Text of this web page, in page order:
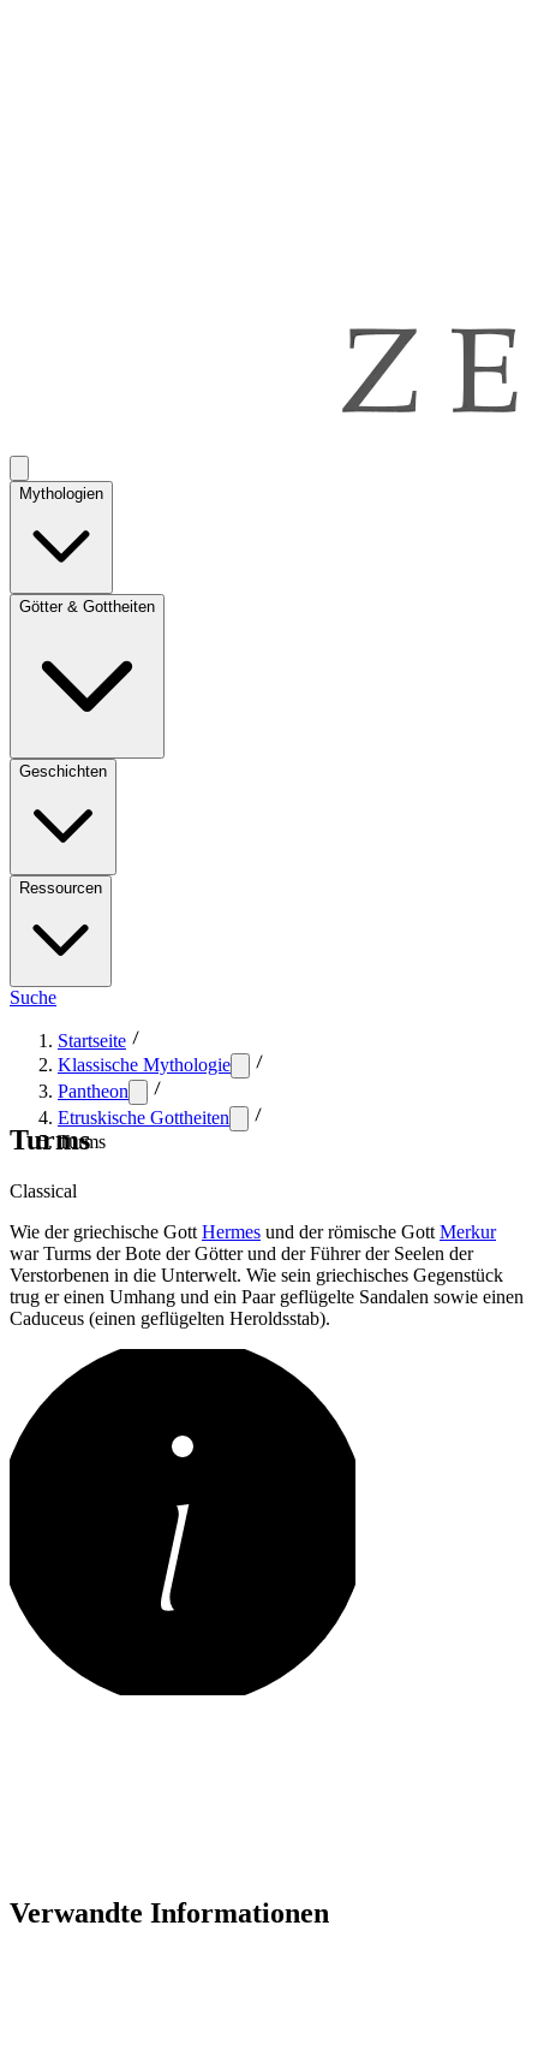
Mythologien
Götter & Gottheiten
Geschichten
Ressourcen
Suche
Startseite
Klassische Mythologie
Pantheon
Etruskische Gottheiten
Turms
Turms
Classical
Wie der griechische Gott Hermes und der römische Gott Merkur
war Turms der Bote der Götter und der Führer der Seelen der
Verstorbenen in die Unterwelt. Wie sein griechisches Gegenstück
trug er einen Umhang und ein Paar geflügelte Sandalen sowie einen
Caduceus (einen geflügelten Heroldsstab).
Verwandte Informationen